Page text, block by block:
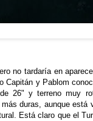
no tardaría en
Capitán y Pablom
26" y terreno muy
duras, aunque está
Está claro que el